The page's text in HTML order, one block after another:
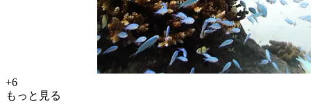
+6
もっと見る